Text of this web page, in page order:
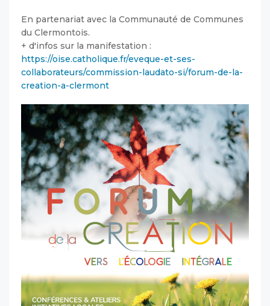
En partenariat avec la Communauté de Communes
du Clermontois.
+ d'infos sur la manifestation :
https://oise.catholique.fr/eveque-et-ses-
collaborateurs/commission-laudato-si/forum-de-la-
creation-a-clermont